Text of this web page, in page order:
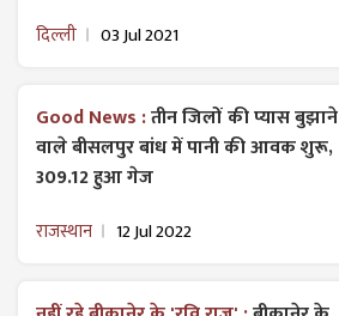
दिल्ली 03 Jul 2021
Good News :तीन जिलों की प्यास बुझाने
वाले बीसलपुर बांध में पानी की आवक शुरू,
309.12 हुआ गेज
राजस्थान 12 Jul 2022